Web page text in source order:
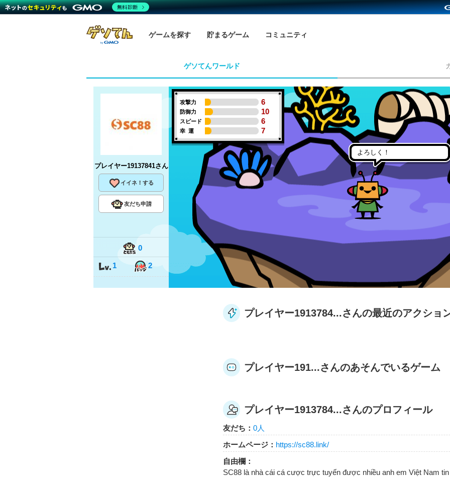
ゲームを探す 貯まるゲーム コミュニティ
ゲソてんワールド
プレイヤー19137841さん
イイネ！する
友だち申請
0
1 2
攻撃力 6
防御力 10
スピード 6
幸 運 7
よろしく！
プレイヤー1913784...さんの最近のアクショ
プレイヤー191...さんのあそんでいるゲーム
プレイヤー1913784...さんのプロフィール
友だち： 0人
ホームページ： https://sc88.link/
自由欄：
SC88 là nhà cái cá cược trực tuyến được nhiều anh em Việt Nam
無料診断